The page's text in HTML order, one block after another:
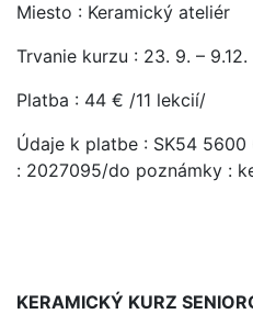
Miesto : Keramický ateliér
Trvanie kurzu : 23. 9. –
Platba : 44 € /11 lekcií/
Údaje k platbe : SK54
: 2027095/do poznámky :
KERAMICKÝ KURZ